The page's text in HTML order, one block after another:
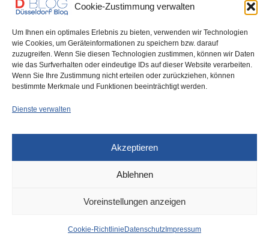
Cookie-Zustimmung verwalten
Um Ihnen ein optimales Erlebnis zu bieten, verwenden wir Technologien
wie Cookies, um Geräteinformationen zu speichern bzw. darauf
zuzugreifen. Wenn Sie diesen Technologien zustimmen, können wir Daten
wie das Surfverhalten oder eindeutige IDs auf dieser Website verarbeiten.
Wenn Sie Ihre Zustimmung nicht erteilen oder zurückziehen, können
bestimmte Merkmale und Funktionen beeinträchtigt werden.
Dienste verwalten
Akzeptieren
Ablehnen
Voreinstellungen anzeigen
Cookie-Richtlinie Datenschutz Impressum
0 SHARES
IMPRESSUM DATENSCHUTZ COOKIE-RICHTLINIE (EU)